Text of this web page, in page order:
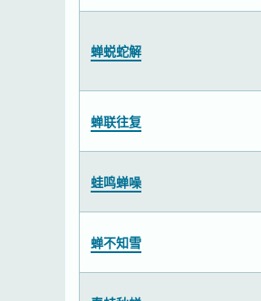
蝉蜕蛇解
蝉联往复
蛙鸣蝉噪
蝉不知雪